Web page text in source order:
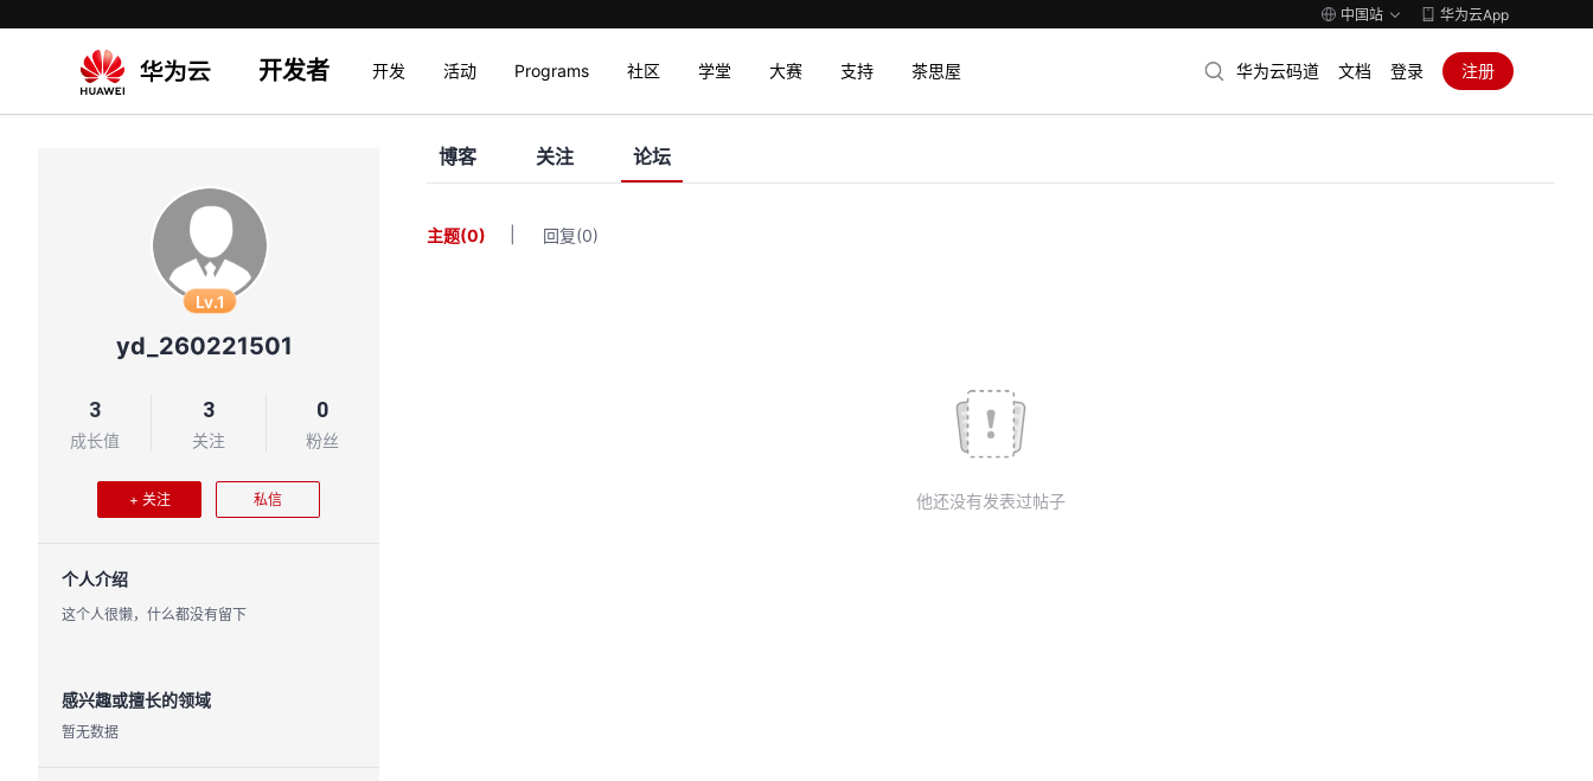
中国站 华为云App
开发者 开发 活动 Programs 社区 学堂 大赛 支持 茶思屋 华为云码道 文档 登录 注册
Lv.1
yd_260221501
3
成长值
3
关注
0
粉丝
+ 关注 私信
个人介绍
这个人很懒，什么都没有留下
感兴趣或擅长的领域
暂无数据
博客 关注 论坛
主题(0) 回复(0)
他还没有发表过帖子